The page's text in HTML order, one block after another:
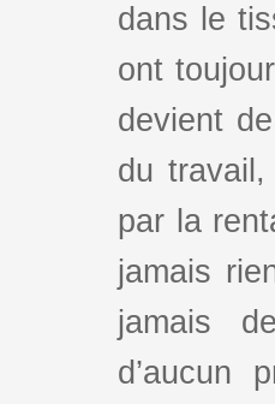
dans le
ont
devient
du
par la
jamais
jamais
d’aucun